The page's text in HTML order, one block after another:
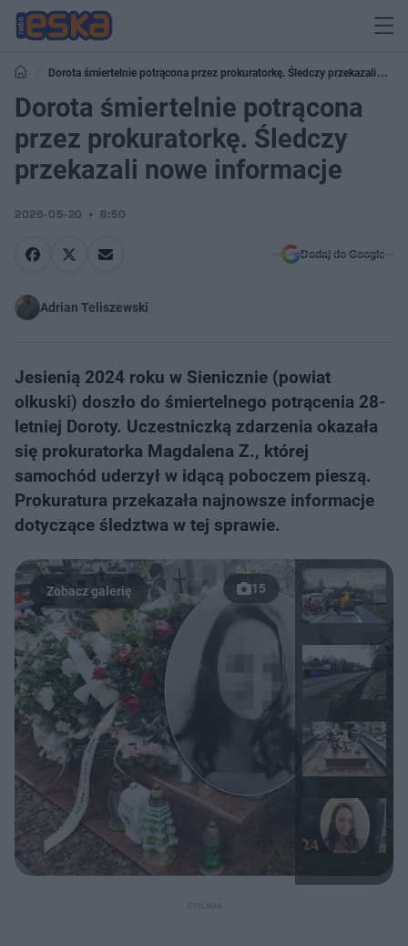
Dorota śmiertelnie potrącona przez prokuratorkę. Śledczy przekazali
nowe informacje
Dorota śmiertelnie potrącona
przez prokuratorkę. Śledczy
przekazali nowe informacje
2026-05-20 8:50
Dodaj do Google
Adrian Teliszewski
Jesienią 2024 roku w Sienicznie (powiat
olkuski) doszło do śmiertelnego potrącenia 28-
letniej Doroty. Uczestniczką zdarzenia okazała
się prokuratorka Magdalena Z., której
samochód uderzył w idącą poboczem pieszą.
Prokuratura przekazała najnowsze informacje
dotyczące śledztwa w tej sprawie.
15